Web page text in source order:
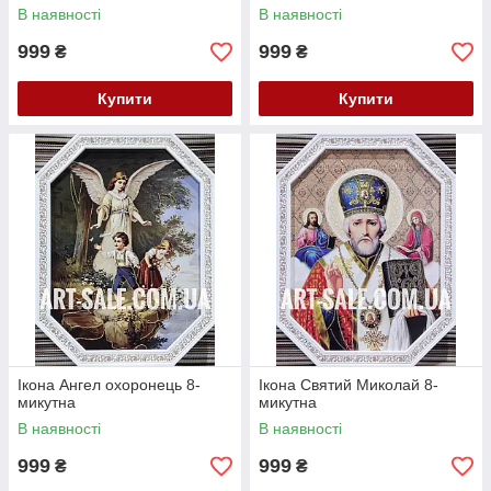
В наявності
999 ₴
Купити
В наявності
999 ₴
Купити
Ікона Ангел охоронець 8-
микутна
В наявності
999 ₴
Ікона Святий Миколай 8-
микутна
В наявності
999 ₴